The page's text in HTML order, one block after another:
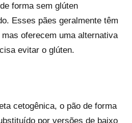
forma sem glúten
Esses pães geralmente têm
oferecem uma alternativa
evitar o glúten.
cetogênica, o pão de forma
por versões de baixo